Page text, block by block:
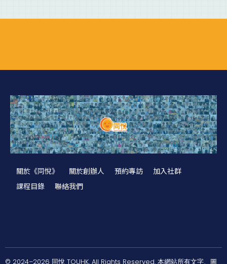
關於《同悅》 關於創辦人 預約專訪
加入社群
課程目錄
聯絡我們
© 2024–2026 同悅 TOUHK. All Rights Reserved. 本網站所有文字、圖